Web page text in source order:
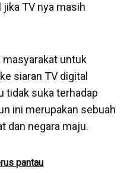
TV nya masih
masyarakat untuk
siaran TV digital
tidak suka terhadap
ini merupakan sebuah
dan negara maju.
pantau